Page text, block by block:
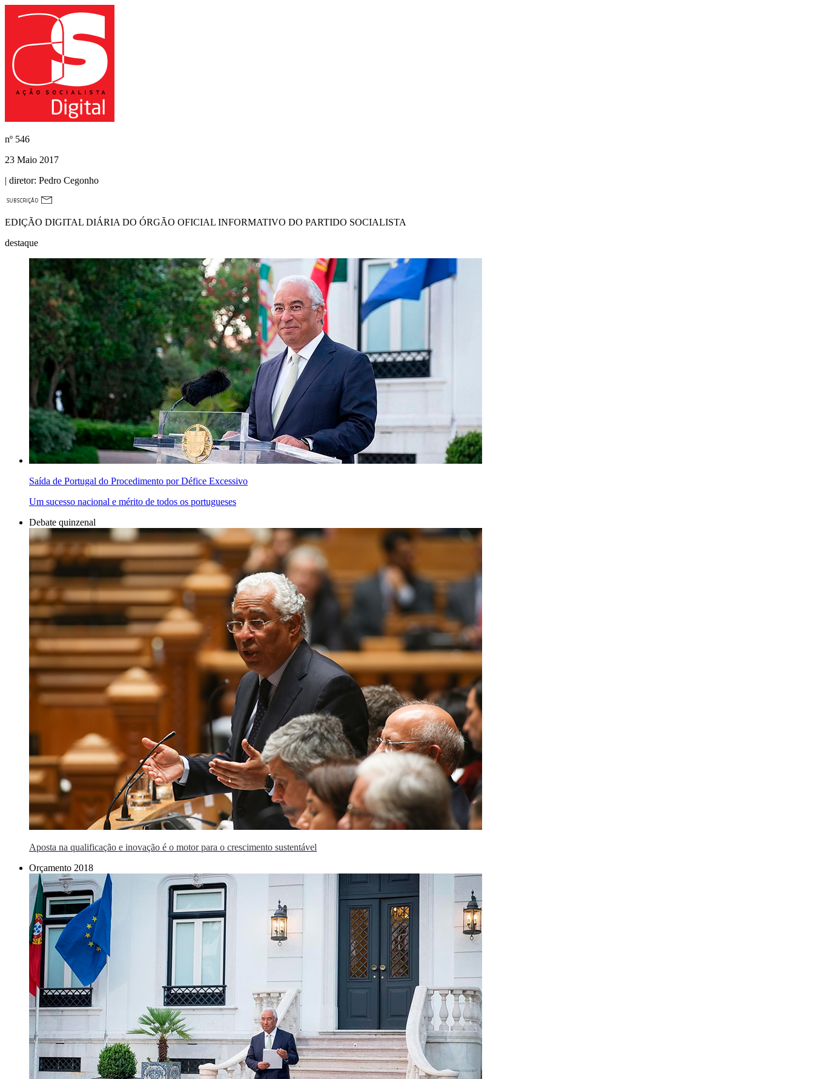
nº 546
23 Maio 2017
| diretor: Pedro Cegonho
EDIÇÃO DIGITAL DIÁRIA DO ÓRGÃO OFICIAL INFORMATIVO DO PARTIDO SOCIALISTA
destaque
Saída de Portugal do Procedimento por Défice Excessivo
Um sucesso nacional e mérito de todos os portugueses
Debate quinzenal
Aposta na qualificação e inovação é o motor para o crescimento sustentável
Orçamento 2018